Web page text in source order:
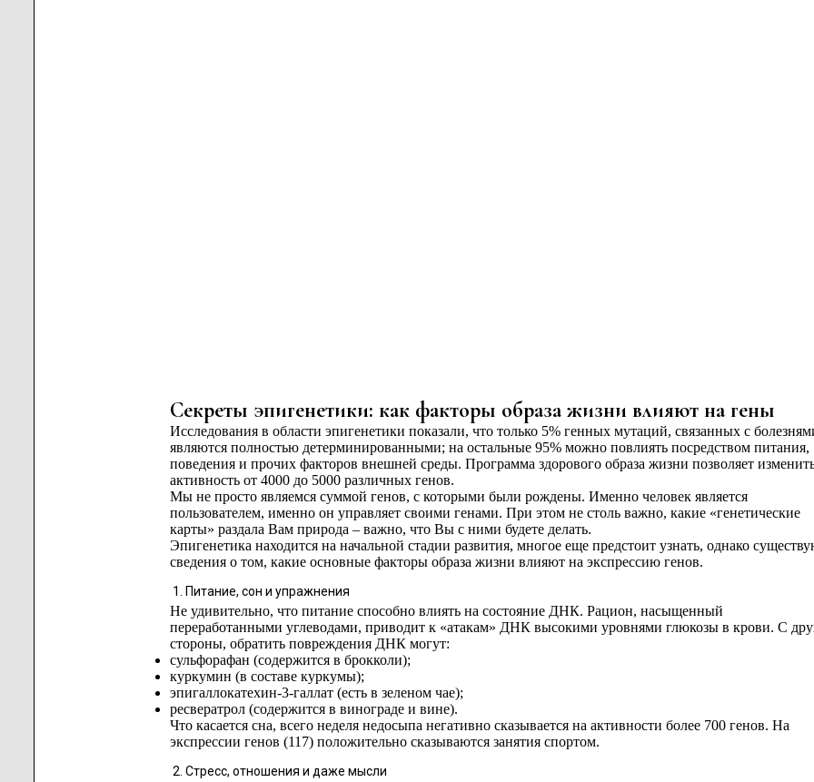
Секреты эпигенетики: как факторы образа жизни влияют на гены
Исследования в области эпигенетики показали, что только 5% генных мутаций, связанных с
являются полностью детерминированными; на остальные 95% можно повлиять посредством питания,
поведения и прочих факторов внешней среды. Программа здорового образа жизни позволяет
активность от 4000 до 5000 различных генов.
Мы не просто являемся суммой генов, с которыми были рождены. Именно человек является
пользователем, именно он управляет своими генами. При этом не столь важно, какие «генетические
карты» раздала Вам природа – важно, что Вы с ними будете делать.
Эпигенетика находится на начальной стадии развития, многое еще предстоит узнать, однако
сведения о том, какие основные факторы образа жизни влияют на экспрессию генов.
Питание, сон и упражнения
Не удивительно, что питание способно влиять на состояние ДНК. Рацион, насыщенный
переработанными углеводами, приводит к «атакам» ДНК высокими уровнями глюкозы в крови. С
стороны, обратить повреждения ДНК могут:
сульфорафан (содержится в брокколи);
куркумин (в составе куркумы);
эпигаллокатехин-3-галлат (есть в зеленом чае);
ресвератрол (содержится в винограде и вине).
Что касается сна, всего неделя недосыпа негативно сказывается на активности более 700 генов. На
экспрессии генов (117) положительно сказываются занятия спортом.
Стресс, отношения и даже мысли